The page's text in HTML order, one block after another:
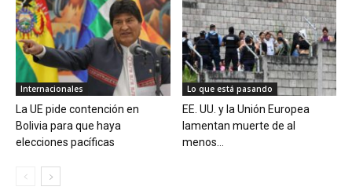
Internacionales
La UE pide contención en
Bolivia para que haya
elecciones pacíficas
Lo que está pasando
EE. UU. y la Unión Europea
lamentan muerte de al
menos...